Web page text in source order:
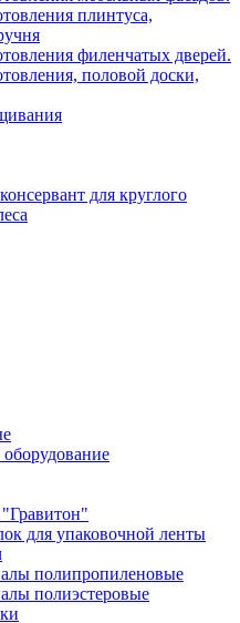
плинтуса,
филенчатых дверей.
половой доски,
для круглого
для упаковочной ленты
полипропиленовые
полиэстеровые